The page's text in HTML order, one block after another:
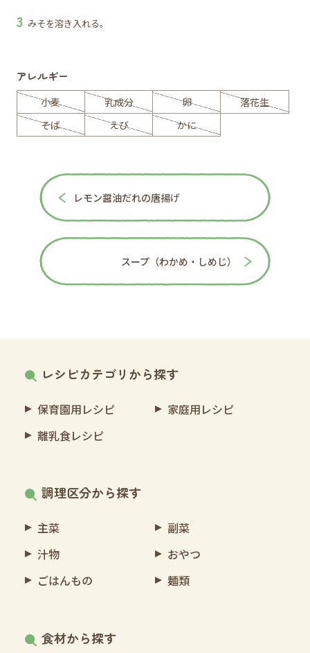
みそを溶き入れる。
アレルギー
小麦 乳成分 卵
落花生
そば
えび かに
レモン醤油だれの唐揚げ
スープ（わかめ・しめじ）
レシピカテゴリから探す
保育園用レシピ
家庭用レシピ
離乳食レシピ
調理区分から探す
主菜
副菜
汁物
おやつ
ごはんもの
麺類
食材から探す